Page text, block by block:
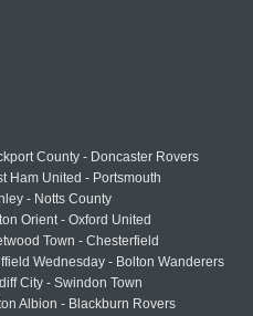
County - Doncaster Rovers
Ham United - Portsmouth
- Notts County
Orient - Oxford United
Town - Chesterfield
Wednesday - Bolton Wanderers
City - Swindon Town
Albion - Blackburn Rovers